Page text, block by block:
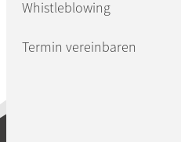
Whistleblowing
Termin vereinbaren